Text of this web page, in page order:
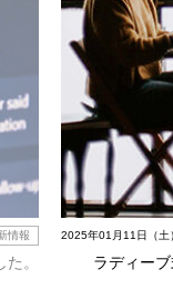
情報
。
2025年01月11日（土
ラディー